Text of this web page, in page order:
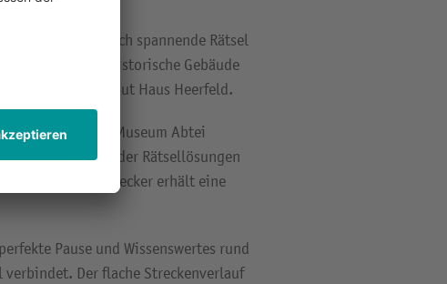
beinhaltet auch spannende Rätsel
befinden sich historische Gebäude
sowie das Rittergut Haus Heerfeld.
die Route zum Museum Abtei
Mithilfe der Rätsellösungen
und jeder Entdecker erhält eine
Pause und Wissenswertes rund
verbindet. Der flache Streckenverlauf